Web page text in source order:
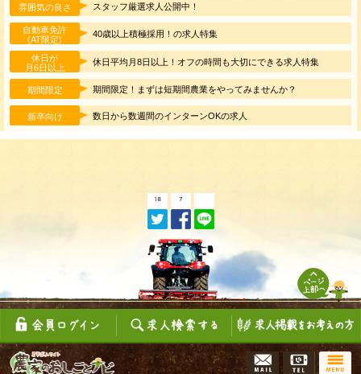
雰囲気の良さ スタッフ厳選求人公開中！
自動車免許
(AT限定)
40歳以上積極採用！の求人特集
休日が
月6日以上
休日平均月8日以上！オフの時間も大切にできる求人特集
期間限定 期間限定！まずは短期間農業をやってみませんか？
新卒向け 数日から数週間のインターンOKの求人